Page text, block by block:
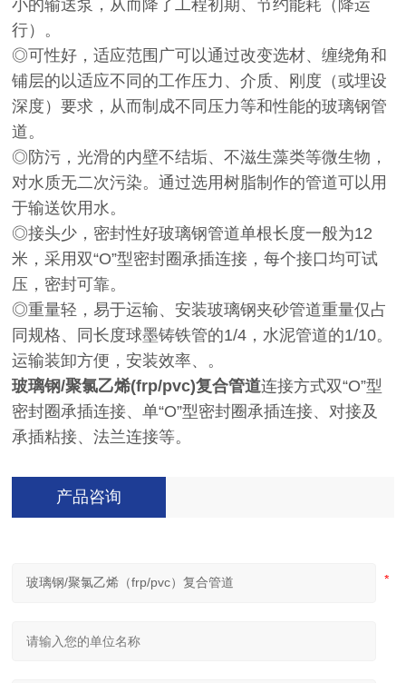
小的输送泵，从而降了工程初期、节约能耗（降运
行）。
◎可性好，适应范围广可以通过改变选材、缠绕角和
铺层的以适应不同的工作压力、介质、刚度（或埋设
深度）要求，从而制成不同压力等和性能的玻璃钢管
道。
◎防污，光滑的内壁不结垢、不滋生藻类等微生物，
对水质无二次污染。通过选用树脂制作的管道可以用
于输送饮用水。
◎接头少，密封性好玻璃钢管道单根长度一般为12
米，采用双“O”型密封圈承插连接，每个接口均可试
压，密封可靠。
◎重量轻，易于运输、安装玻璃钢夹砂管道重量仅占
同规格、同长度球墨铸铁管的1/4，水泥管道的1/10。
运输装卸方便，安装效率、。
玻璃钢/聚氯乙烯(frp/pvc)复合管道连接方式双“O”型
密封圈承插连接、单“O”型密封圈承插连接、对接及
承插粘接、法兰连接等。
产品咨询